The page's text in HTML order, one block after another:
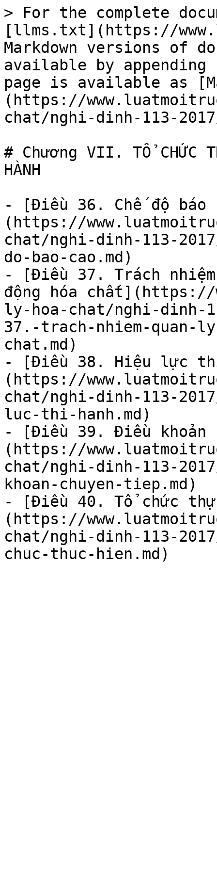
> For the complete
[llms.txt](https://
Markdown versions of
available by
page is available as
(https://
chat/nghi-dinh-113-
# Chương VII. TỔ CHỨC
HÀNH
- [Điều 36. Chế độ báo
(https://
chat/nghi-dinh-113-
do-bao-cao.md)
- [Điều 37. Trách
động hóa chất](https://
ly-hoa-chat/nghi-dinh-
37.-trach-nhiem-quan-
chat.md)
- [Điều 38. Hiệu lực
(https://
chat/nghi-dinh-113-
luc-thi-hanh.md)
- [Điều 39. Điều khoản
(https://
chat/nghi-dinh-113-
khoan-chuyen-tiep.md)
- [Điều 40. Tổ chức
(https://
chat/nghi-dinh-113-